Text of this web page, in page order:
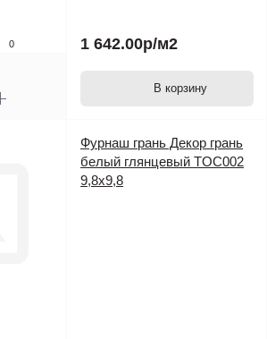
0 1 642.00р/м2
В корзину
Фурнаш грань Декор грань
белый глянцевый TOC002
9,8х9,8